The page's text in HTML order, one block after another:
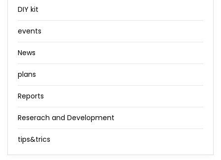
DIY kit
events
News
plans
Reports
Reserach and Development
tips&trics